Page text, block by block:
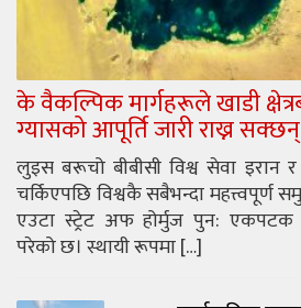
के वैकल्पिक मार्गहरूले खाडी
ग्यासको आपूर्ति जारी राख्न
लुइस बरूचो बीबीसी विश्व सेवा इरान
चर्किएपछि विश्वकै सबैभन्दा महत्त्वपूर्ण
एउटा स्ट्रेट अफ होर्मुज पुन: एकपटक
परेको छ। स्थायी रूपमा […]